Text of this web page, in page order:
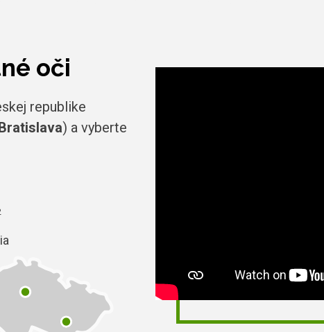
oči
republike
) a vyberte